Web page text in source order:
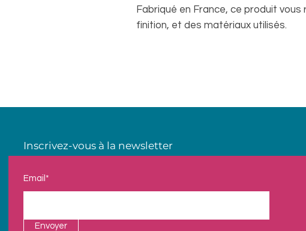
Fabriqué en France, ce produit
finition, et des matériaux utilisés.
Inscrivez-vous à la newsletter
Email*
Envoyer